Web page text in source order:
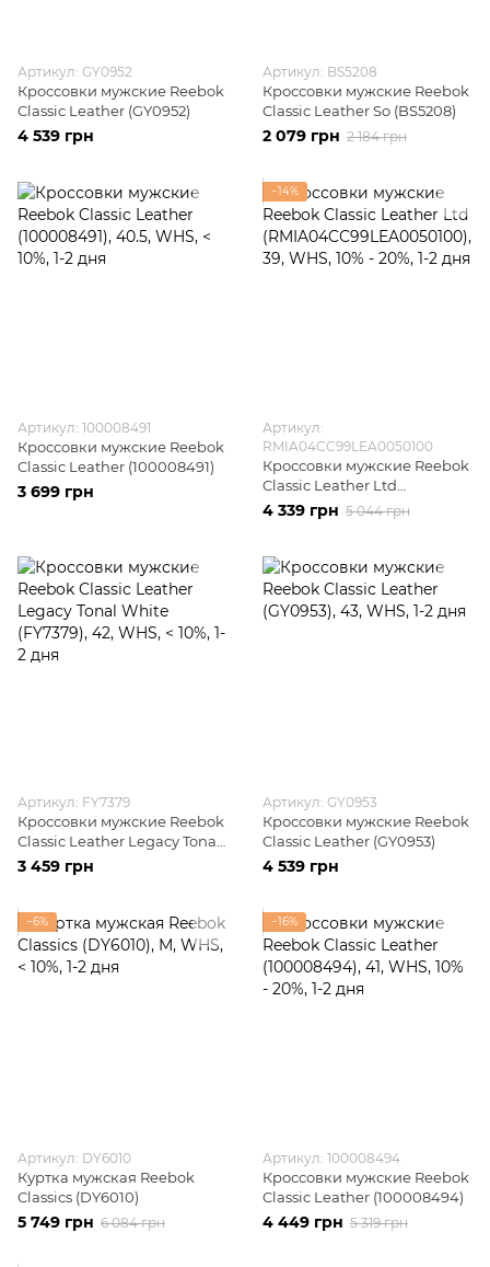
Артикул: GY0952
Кроссовки мужские Reebok
Classic Leather (GY0952)
4 539 грн
Артикул: BS5208
Кроссовки мужские Reebok
Classic Leather So (BS5208)
2 079 грн 2 184 грн
Артикул: 100008491
Кроссовки мужские Reebok
Classic Leather (100008491)
3 699 грн
−14%
Артикул:
RMIA04CC99LEA0050100
Кроссовки мужские Reebok
Classic Leather Ltd
(RMIA04CC99LEA0050100)
4 339 грн 5 044 грн
Артикул: FY7379
Кроссовки мужские Reebok
Classic Leather Legacy Tonal
White (FY7379)
3 459 грн
Артикул: GY0953
Кроссовки мужские Reebok
Classic Leather (GY0953)
4 539 грн
−6%
Артикул: DY6010
Куртка мужская Reebok
Classics (DY6010)
5 749 грн 6 084 грн
−16%
Артикул: 100008494
Кроссовки мужские Reebok
Classic Leather (100008494)
4 449 грн 5 319 грн